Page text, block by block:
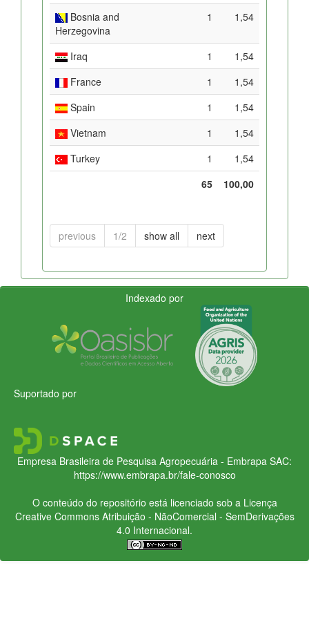
Bosnia and
Herzegovina
1 1,54
Iraq 1
1,54
France
1
1,54
Spain
1
1,54
Vietnam
1
1,54
Turkey
1
1,54
65
100,00
previous 1/2 show all next
Indexado por
Suportado por
Empresa Brasileira de Pesquisa Agropecuária - Embrapa SAC:
https://www.embrapa.br/fale-conosco
O conteúdo do repositório está licenciado sob a Licença
Creative CommonsAtribuição - NãoComercial - SemDerivações
4.0 Internacional.